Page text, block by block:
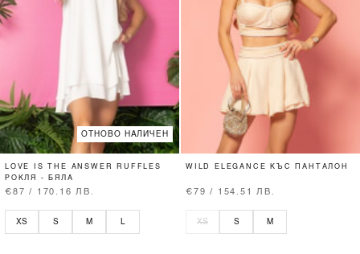
ОТНОВО НАЛИЧЕН
LOVE IS THE ANSWER RUFFLES
РОКЛЯ - БЯЛА
€87 / 170.16 ЛВ.
XS S M L
WILD ELEGANCE КЪС ПАНТАЛОН
€79 / 154.51 ЛВ.
XS S M